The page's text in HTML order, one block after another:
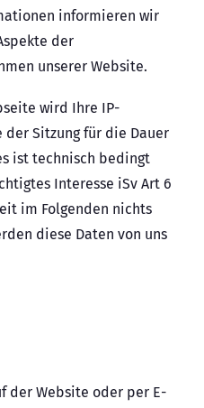
informieren wir
der
unserer Website.
wird Ihre IP-
der Sitzung für die Dauer
ist technisch bedingt
Interesse iSv Art 6
im Folgenden nichts
diese Daten von uns
der Website oder per E-